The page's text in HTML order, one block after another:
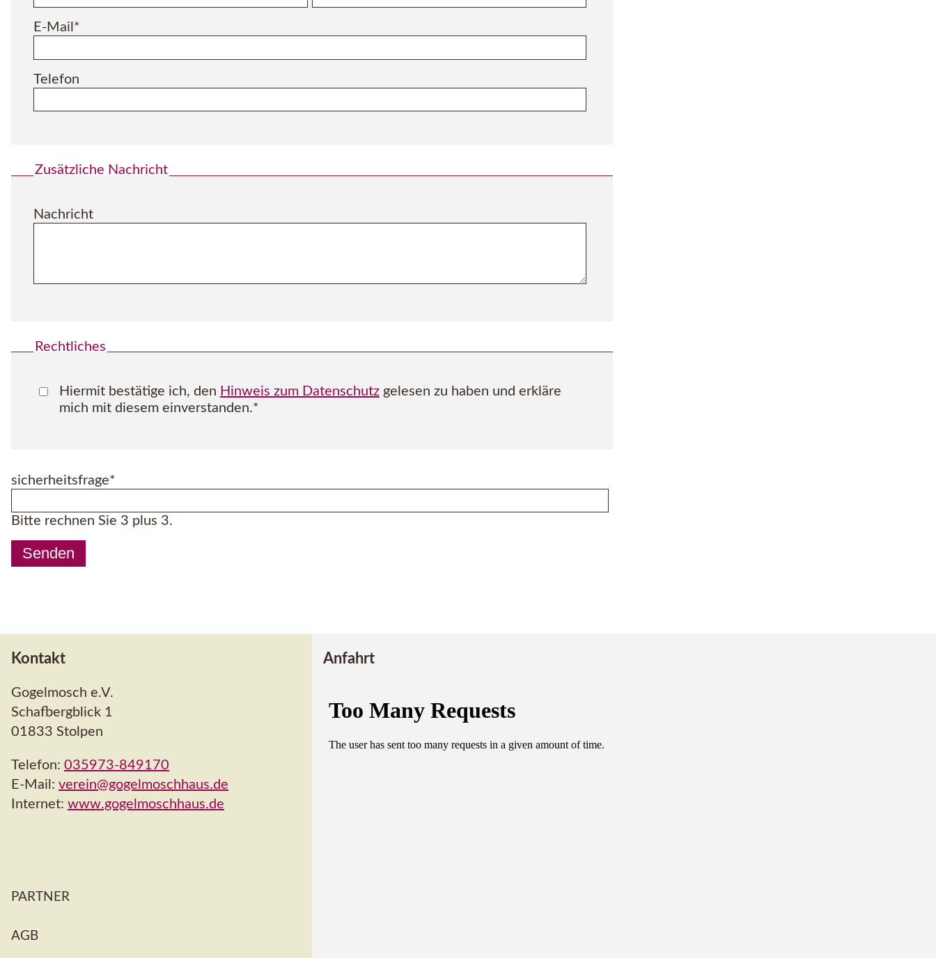
Pflichtfeld
E-Mail *
Telefon
Zusätzliche Nachricht
Nachricht
Rechtliches
Hiermit bestätige ich, den Hinweis zum Datenschutzgelesen zu haben und erkläre
mich mit diesem einverstanden.*
Pflichtfeld
sicherheitsfrage*
Bitte rechnen Sie 3 plus 3.
Senden
Kontakt
Gogelmosch e.V.
Schafbergblick 1
01833 Stolpen
Telefon: 035973-849170
E-Mail: verein@gogelmoschhaus.de
Internet: www.gogelmoschhaus.de
überspringen
PARTNER
AGB
Anfahrt